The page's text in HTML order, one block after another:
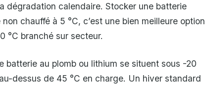
dégradation calendaire. Stocker une batterie
chauffé à 5 °C, c’est une bien meilleure option
°C branché sur secteur.
batterie au plomb ou lithium se situent sous -20
dessus de 45 °C en charge. Un hiver standard